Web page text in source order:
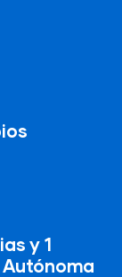
y 1